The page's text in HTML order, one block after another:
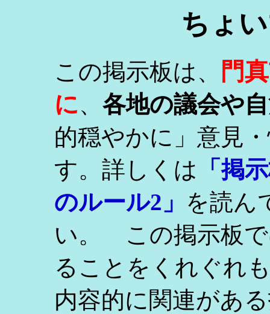
ちょ
この掲示板は、
門
に、 各地の議会や
的穏やかに」意見
す。詳しくは
「掲
のルール2」 を読ん
い。 この掲示板で
ることをくれぐれ
内容的に関連があ